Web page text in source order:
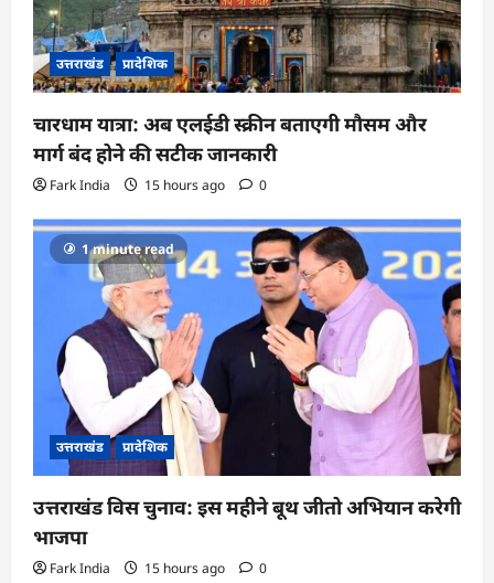
उत्तराखंड प्रादेशिक
चारधाम यात्रा: अब एलईडी स्क्रीन बताएगी मौसम और
मार्ग बंद होने की सटीक जानकारी
Fark India 15 hours ago 0
1 minute read
उत्तराखंड प्रादेशिक
उत्तराखंड विस चुनाव: इस महीने बूथ जीतो अभियान करेगी
भाजपा
Fark India 15 hours ago 0